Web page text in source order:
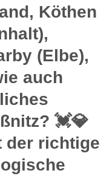
Köthen
(Elbe),
auch
💓️💎
der richtige